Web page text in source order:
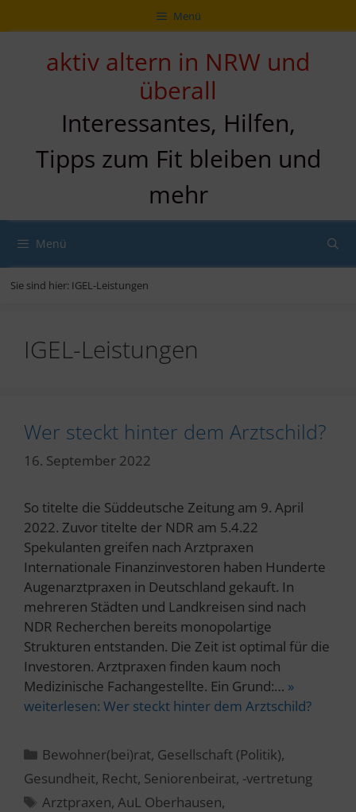
Inhalt
zur
Navigation
Inhalt
Menü
aktiv altern in NRW und
überall
Interessantes, Hilfen,
Tipps zum Fit bleiben und
mehr
Menü
Sie sind hier: IGEL-Leistungen
IGEL-Leistungen
Wer steckt hinter dem Arztschild?
16. September 2022
So titelte die Süddeutsche Zeitung am 9. April
2022. Zuvor titelte der NDR am 5.4.22
Spekulanten greifen nach Arztpraxen
Internationale Finanzinvestoren haben Hunderte
Augenarztpraxen in Deutschland gekauft. In
mehreren Städten und Landkreisen sind nach
NDR Recherchen bereits monopolartige
Strukturen entstanden. Die Zeit ist optimal für die
Investoren. Arztpraxen finden kaum noch
Medizinische Fachangestellte. Ein Grund:… »
weiterlesen: Wer steckt hinter dem Arztschild?
Kategorien
Bewohner(bei)rat, Gesellschaft (Politik),
Gesundheit, Recht, Seniorenbeirat, -vertretung
Schlagwörter
Arztpraxen, AuL Oberhausen,